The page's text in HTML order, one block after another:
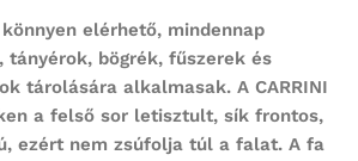
elérhető, mindennap
tányérok, bögrék, fűszerek és
tárolására alkalmasak. A CARRINI
a felső sor letisztult, sík frontos,
ezért nem zsúfolja túl a falat. A fa